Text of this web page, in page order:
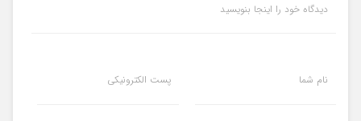
دیدگاه خود را اینجا بنویسید
نام شما پست الکترونیکی